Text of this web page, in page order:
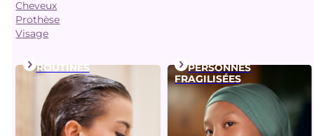
Cheveux
Prothèse
Visage
ROUTINES
PERSONNES
FRAGILISÉES